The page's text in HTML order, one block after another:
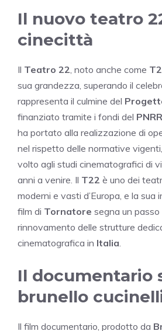
Il nuovo teatro
cinecittà
Il Teatro 22, noto anche come
sua grandezza, superando il
rappresenta il culmine del
finanziato tramite i fondi del PNRR
ha portato alla realizzazione di
nel rispetto delle normative
volto agli studi cinematografici di
anni a venire. Il T22 è uno dei
moderni e vasti d’Europa, e la sua
film di Tornatore segna un
rinnovamento delle strutture
cinematografica in Italia.
Il documentario
brunello
Il film documentario, prodotto da